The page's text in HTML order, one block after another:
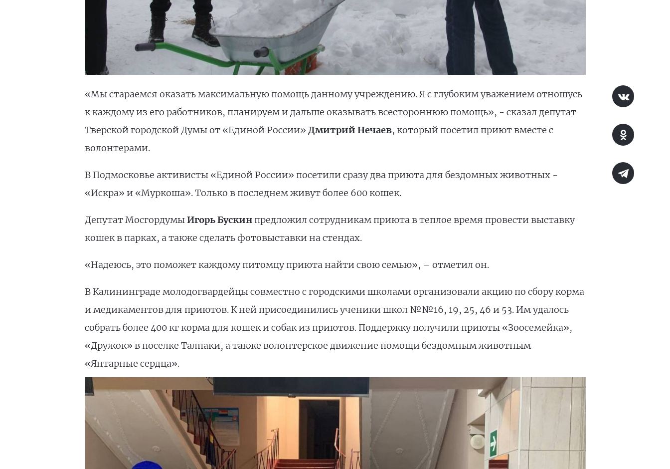
«Мы стараемся оказать максимальную помощь данному учреждению. Я с глубоким уважением отношусь
к каждому из его работников, планируем и дальше оказывать всестороннюю помощь», - сказал депутат
Тверской городской Думы от «Единой России» Дмитрий Нечаев, который посетил приют вместе с
волонтерами.
В Подмосковье активисты «Единой России» посетили сразу два приюта для бездомных животных -
«Искра» и «Муркоша». Только в последнем живут более 600 кошек.
Депутат МосгордумыИгорь Бускинпредложил сотрудникам приюта в теплое время провести выставку
кошек в парках, а также сделать фотовыставки на стендах.
«Надеюсь, это поможет каждому питомцу приюта найти свою семью», – отметил он.
В Калининграде молодогвардейцы совместно с городскими школами организовали акцию по сбору корма
и медикаментов для приютов. К ней присоединились ученики школ №№16, 19, 25, 46 и 53. Им удалось
собрать более 400 кг корма для кошек и собак из приютов. Поддержку получили приюты «Зоосемейка»,
«Дружок» в поселке Талпаки, а также волонтерское движение помощи бездомным животным
«Янтарные сердца».